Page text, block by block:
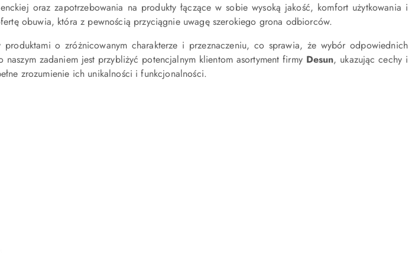
oraz zapotrzebowania na produkty łączące w sobie wysoką jakość, komfort użytkowania i
obuwia, która z pewnością przyciągnie uwagę szerokiego grona odbiorców.
produktami o zróżnicowanym charakterze i przeznaczeniu, co sprawia, że wybór odpowiednich
zadaniem jest przybliżyć potencjalnym klientom asortyment firmy Desun, ukazując cechy i
zrozumienie ich unikalności i funkcjonalności.